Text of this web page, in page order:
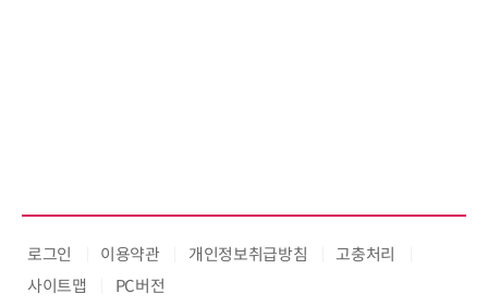
로그인 이용약관 개인정보취급방침
고충처리
사이트맵
PC버전